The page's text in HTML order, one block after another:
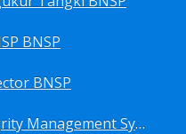
BNSP
BNSP
Sertifikasi Pipeline Integrity Management System (Pims) BNSP